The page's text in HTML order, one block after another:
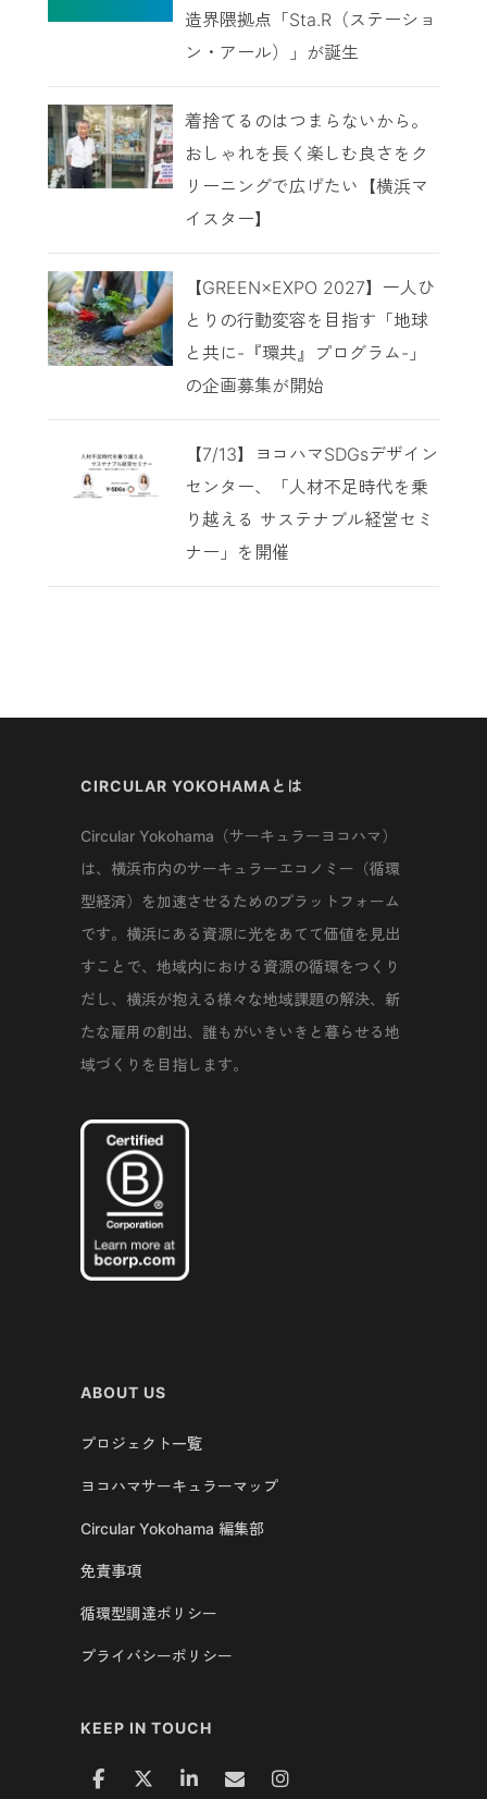
造界隈拠点「Sta.R（ステーショ
ン・アール）」が誕生
着捨てるのはつまらないから。
おしゃれを長く楽しむ良さをク
リーニングで広げたい【横浜マ
イスター】
【GREEN×EXPO 2027】一人ひ
とりの行動変容を目指す「地球
と共に-『環共』プログラム-」
の企画募集が開始
【7/13】ヨコハマSDGsデザイン
センター、「人材不足時代を乗
り越える サステナブル経営セミ
ナー」を開催
CIRCULAR YOKOHAMAとは
Circular Yokohama（サーキュラーヨコハマ）
は、横浜市内のサーキュラーエコノミー（循環
型経済）を加速させるためのプラットフォーム
です。横浜にある資源に光をあてて価値を見出
すことで、地域内における資源の循環をつくり
だし、横浜が抱える様々な地域課題の解決、新
たな雇用の創出、誰もがいきいきと暮らせる地
域づくりを目指します。
ABOUT US
プロジェクト一覧
ヨコハマサーキュラーマップ
Circular Yokohama 編集部
免責事項
循環型調達ポリシー
プライバシーポリシー
KEEP IN TOUCH